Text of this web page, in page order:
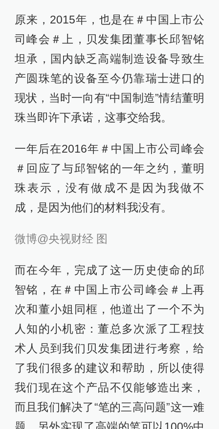
原来，2015年，也是在＃中国上市公
司峰会＃上，贝发集团董事长邱智铭
坦承，国内缺乏高端制造设备导致生
产圆珠笔的设备至今仍靠瑞士进口的
现状，当时一向有“中国制造”情结董明
珠当即许下承诺，这事交给我。
一年后在2016年＃中国上市公司峰会
＃回应了与邱智铭的一年之约，董明
珠表示，没有做成不是因为我做不
成，是因为他们的材料我没有。
微博@央视财经 图
而在今年，完成了这一历史使命的邱
智铭，在＃中国上市公司峰会＃上再
次和董小姐同框，他道出了一个不为
人知的小机密：董总多次派了工程技
术人员到我们贝发集团进行考察，给
了我们很多的建议和帮助，所以使得
我们现在这个产品不仅能够造出来，
而且我们解决了“笔的三高问题”这一难
题，另外实现了高端的笔可以100%中